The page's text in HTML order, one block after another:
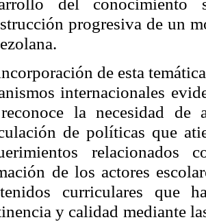
progresiva de un
de esta
internacionales
la necesidad de
de políticas que
de los actores
curriculares que
y calidad mediante